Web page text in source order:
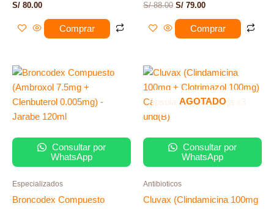
S/ 80.00
Comprar
S/88.00 S/ 79.00
Comprar
Consultar por
WhatsApp
Especializados
Broncodex Compuesto
AGOTADO
Consultar por
WhatsApp
Antibioticos
Cluvax (Clindamicina 100mg